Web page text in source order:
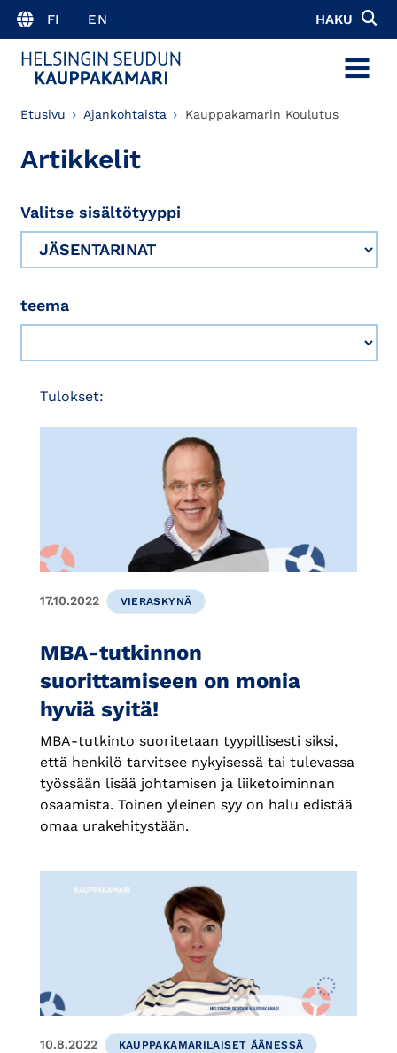
FI EN HAKU
MENU
Etusivu Ajankohtaista Kauppakamarin Koulutus
Artikkelit
Valitse sisältötyyppi
teema
Tulokset:
17.10.2022 VIERASKYNÄ
MBA-tutkinnon
suorittamiseen on monia
hyviä syitä!
MBA-tutkinto suoritetaan tyypillisesti siksi,
että henkilö tarvitsee nykyisessä tai tulevassa
työssään lisää johtamisen ja liiketoiminnan
osaamista. Toinen yleinen syy on halu edistää
omaa urakehitystään.
10.8.2022 KAUPPAKAMARILAISET ÄÄNESSÄ